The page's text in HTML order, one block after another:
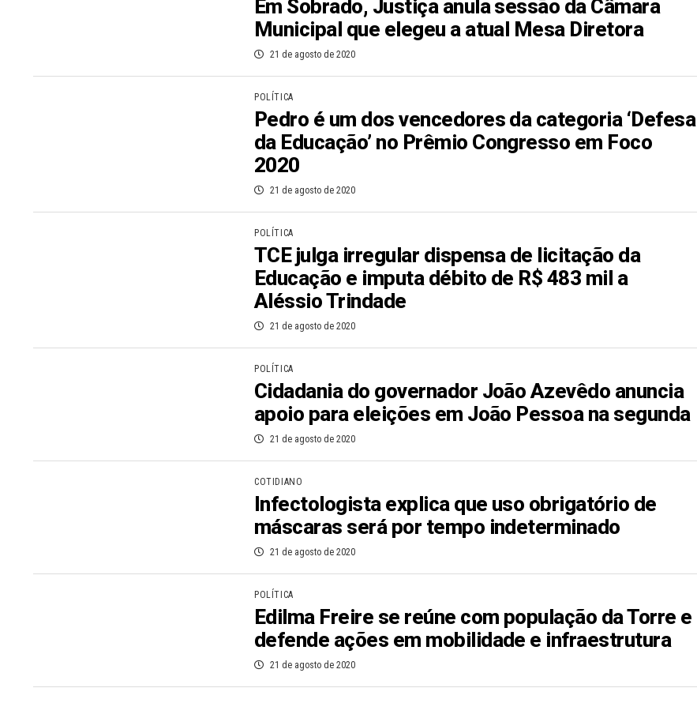
Em Sobrado, Justiça anula sessão da Câmara
Municipal que elegeu a atual Mesa Diretora
21 de agosto de 2020
POLÍTICA
Pedro é um dos vencedores da categoria ‘Defesa
da Educação’ no Prêmio Congresso em Foco
2020
21 de agosto de 2020
POLÍTICA
TCE julga irregular dispensa de licitação da
Educação e imputa débito de R$ 483 mil a
Aléssio Trindade
21 de agosto de 2020
POLÍTICA
Cidadania do governador João Azevêdo anuncia
apoio para eleições em João Pessoa na segunda
21 de agosto de 2020
COTIDIANO
Infectologista explica que uso obrigatório de
máscaras será por tempo indeterminado
21 de agosto de 2020
POLÍTICA
Edilma Freire se reúne com população da Torre e
defende ações em mobilidade e infraestrutura
21 de agosto de 2020